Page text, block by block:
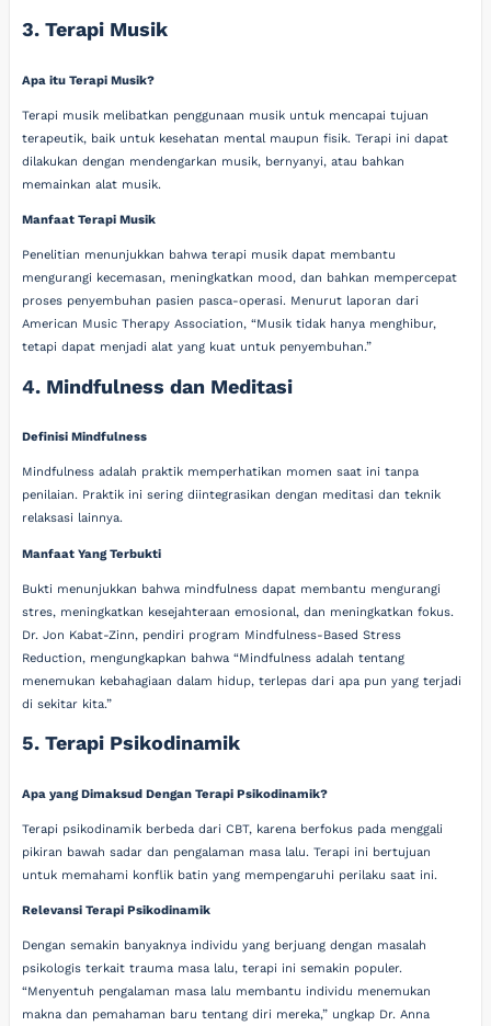
3. Terapi Musik
Apa itu Terapi Musik?
Terapi musik melibatkan penggunaan musik untuk mencapai tujuan
terapeutik, baik untuk kesehatan mental maupun fisik. Terapi ini dapat
dilakukan dengan mendengarkan musik, bernyanyi, atau bahkan
memainkan alat musik.
Manfaat Terapi Musik
Penelitian menunjukkan bahwa terapi musik dapat membantu
mengurangi kecemasan, meningkatkan mood, dan bahkan mempercepat
proses penyembuhan pasien pasca-operasi. Menurut laporan dari
American Music Therapy Association, “Musik tidak hanya menghibur,
tetapi dapat menjadi alat yang kuat untuk penyembuhan.”
4. Mindfulness dan Meditasi
Definisi Mindfulness
Mindfulness adalah praktik memperhatikan momen saat ini tanpa
penilaian. Praktik ini sering diintegrasikan dengan meditasi dan teknik
relaksasi lainnya.
Manfaat Yang Terbukti
Bukti menunjukkan bahwa mindfulness dapat membantu mengurangi
stres, meningkatkan kesejahteraan emosional, dan meningkatkan fokus.
Dr. Jon Kabat-Zinn, pendiri program Mindfulness-Based Stress
Reduction, mengungkapkan bahwa “Mindfulness adalah tentang
menemukan kebahagiaan dalam hidup, terlepas dari apa pun yang terjadi
di sekitar kita.”
5. Terapi Psikodinamik
Apa yang Dimaksud Dengan Terapi Psikodinamik?
Terapi psikodinamik berbeda dari CBT, karena berfokus pada menggali
pikiran bawah sadar dan pengalaman masa lalu. Terapi ini bertujuan
untuk memahami konflik batin yang mempengaruhi perilaku saat ini.
Relevansi Terapi Psikodinamik
Dengan semakin banyaknya individu yang berjuang dengan masalah
psikologis terkait trauma masa lalu, terapi ini semakin populer.
“Menyentuh pengalaman masa lalu membantu individu menemukan
makna dan pemahaman baru tentang diri mereka,” ungkap Dr. Anna